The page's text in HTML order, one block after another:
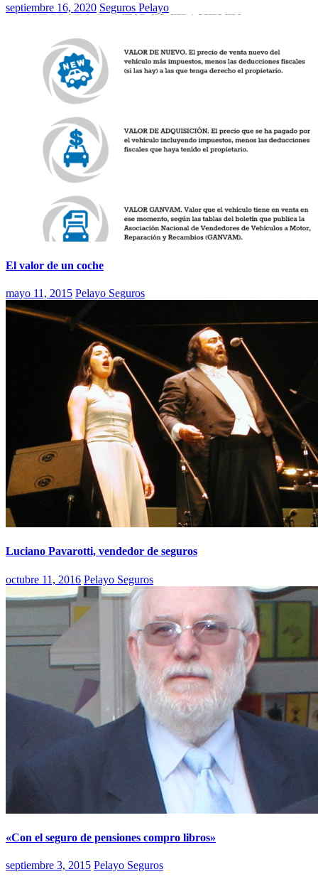
septiembre 16, 2020 Seguros Pelayo
El valor de un coche
mayo 11, 2015 Pelayo Seguros
Luciano Pavarotti, vendedor de seguros
octubre 11, 2016 Pelayo Seguros
«Con el seguro de pensiones compro libros»
septiembre 3, 2015 Pelayo Seguros